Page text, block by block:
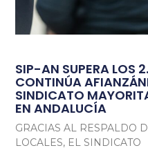
SIP-AN SUPERA LOS
CONTINÚA
SINDICATO
EN ANDALUCÍA
GRACIAS AL RESPALDO
LOCALES, EL SINDICATO